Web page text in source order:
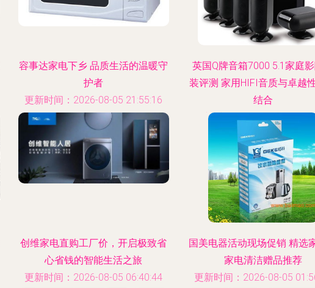
容事达家电下乡 品质生活的温暖守
护者
更新时间：2026-08-05 21:55:16
英国Q牌音箱7000 5.1家庭
装评测 家用HIFI音质与卓越
结合
更新时间：2026-08-05
创维家电直购工厂价，开启极致省
心省钱的智能生活之旅
更新时间：2026-08-05 06:40:44
国美电器活动现场促销 精选
家电清洁赠品推荐
更新时间：2026-08-05